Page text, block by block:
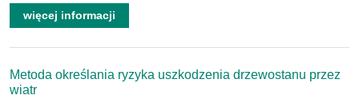
więcej informacji
Metoda określania ryzyka uszkodzenia drzewostanu przez
wiatr